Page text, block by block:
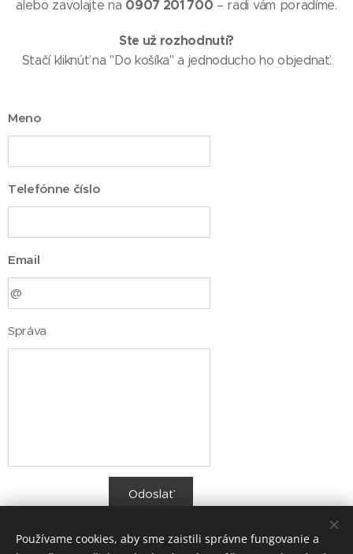
alebo zavolajte na 0907 201 700 – radi vám poradíme.
Ste už rozhodnutí?
Stačí kliknúť na "Do košíka" a jednoducho ho objednať.
Meno
Telefónne číslo
Email
Správa
Odoslať
Používame cookies, aby sme zaistili správne fungovanie a